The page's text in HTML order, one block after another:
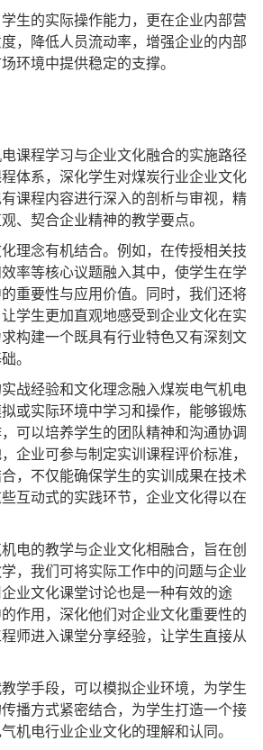
的实际操作能力，更在企业内部营
，降低人员流动率，增强企业的内部
环境中提供稳定的支撑。
程学习与企业文化融合的实施路径
体系，深化学生对煤炭行业企业文化
课程内容进行深入的剖析与审视，精
、契合企业精神的教学要点。
念有机结合。例如，在传授相关技
率等核心议题融入其中，使学生在学
重要性与应用价值。同时，我们还将
学生更加直观地感受到企业文化在实
构建一个既具有行业特色又有深刻文
。
经验和文化理念融入煤炭电气机电
或实际环境中学习和操作，能够锻炼
可以培养学生的团队精神和沟通协调
企业可参与制定实训课程评价标准，
，不仅能确保学生的实训成果在技术
互动式的实践环节，企业文化得以在
的教学与企业文化相融合，旨在创
，我们可将实际工作中的问题与企业
业文化课堂讨论也是一种有效的途
作用，深化他们对企业文化重要性的
师进入课堂分享经验，让学生直接从
手段，可以模拟企业环境，为学生
播方式紧密结合，为学生打造一个接
机电行业企业文化的理解和认同。